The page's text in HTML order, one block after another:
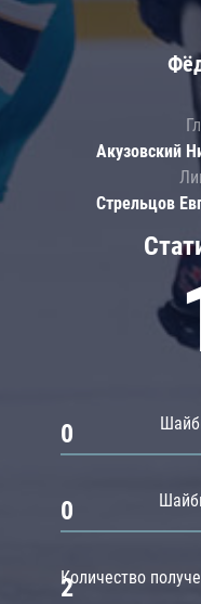
0
0
Количество
2
Акузовский
Стрельцов